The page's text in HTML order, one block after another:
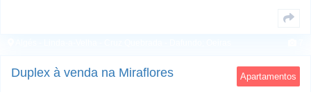
Apartamentos
Duplex à venda na Miraflores